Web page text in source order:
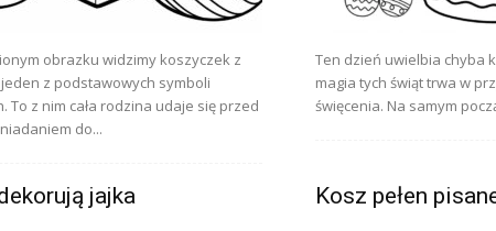
obrazku widzimy koszyczek z
z podstawowych symboli
To z nim cała rodzina udaje się przed
do...
Ten dzień uwielbia chyba
magia tych świąt trwa w
święcenia. Na samym
jajka Kosz pełen